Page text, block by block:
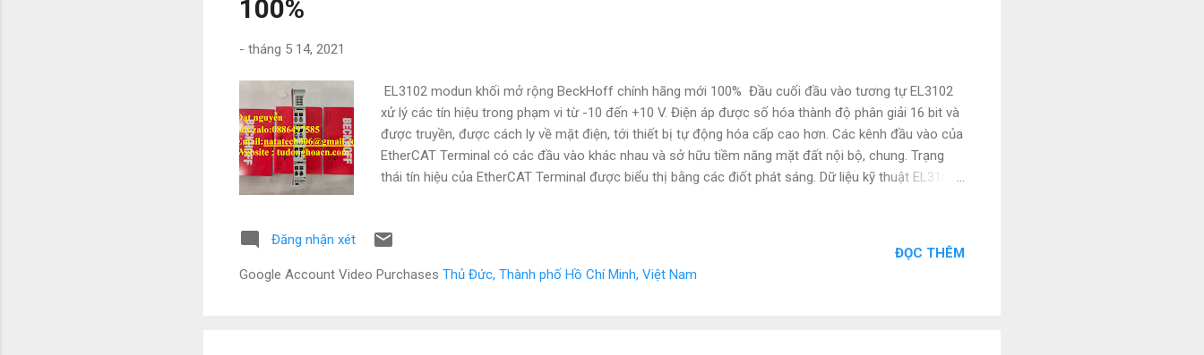
100%
- tháng 5 14, 2021
EL3102 modun khối mở rộng BeckHoff chính hãng mới 100% Đầu cuối đầu vào tương tự EL3102
xử lý các tín hiệu trong phạm vi từ -10 đến +10 V. Điện áp được số hóa thành độ phân giải 16 bit và
được truyền, được cách ly về mặt điện, tới thiết bị tự động hóa cấp cao hơn. Các kênh đầu vào của
EtherCAT Terminal có các đầu vào khác nhau và sở hữu tiềm năng mặt đất nội bộ, chung. Trạng
thái tín hiệu của EtherCAT Terminal được biểu thị bằng các điốt phát sáng. Dữ liệu kỹ thuật EL3102,
Đồng hồ phân tán có Độ chính xác đồng hồ phân tán << 1 µs Nội trở> 200 kΩ Tần số giới hạn bộ
lọc đầu vào 5 kHz Công ty NATATECH.COM.VN - Chuyên cung cấp các thiết bị và phụ kiện ngành
điện, điện tự động hóa như: Mitsubishi, Omron, Siemens, Panasonic, Festo, Norgen và các sản
Đăng nhận xét
Google Account Video Purchases Thủ Đức, Thành phố Hồ Chí Minh, Việt Nam
ĐỌC THÊM